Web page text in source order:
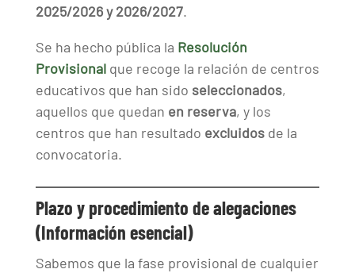
2025/2026 y 2026/2027.
Se ha hecho pública la Resolución
Provisional que recoge la relación de centros
educativos que han sido seleccionados,
aquellos que quedan en reserva, y los
centros que han resultado excluidosde la
convocatoria.
Plazo y procedimiento de alegaciones
(Información esencial)
Sabemos que la fase provisional de cualquier